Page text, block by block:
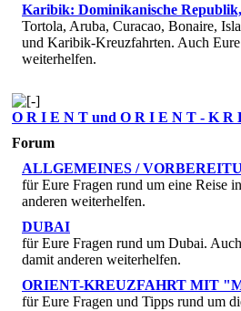
Karibik: Dominikanische
Tortola, Aruba, Curacao, Bonaire,
und Karibik-Kreuzfahrten. Auch
weiterhelfen.
O R I E N T und O R I E N T - K R
Forum
ALLGEMEINES /
für Eure Fragen rund um eine Reise
anderen weiterhelfen.
DUBAI
für Eure Fragen rund um Dubai.
damit anderen weiterhelfen.
ORIENT-KREUZFAHRT MIT
für Eure Fragen und Tipps rund um